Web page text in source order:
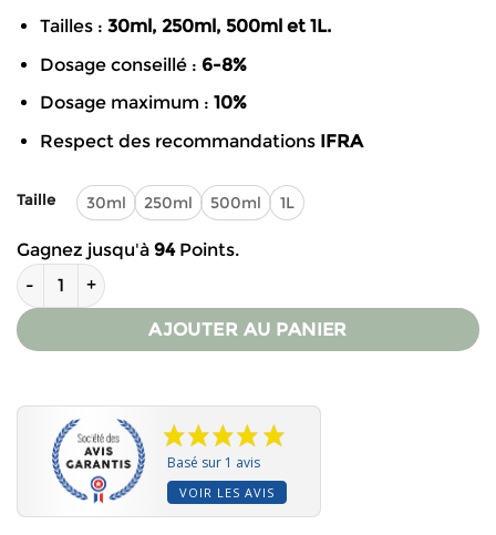
Tailles : 30ml, 250ml, 500ml et 1L.
Dosage conseillé : 6-8%
Dosage maximum : 10%
Respect des recommandations IFRA
Taille 30ml 250ml 500ml 1L
Gagnez jusqu'à 94Points.
quantité de Parfum pour bougies – Rituel du Jardin des Indes
AJOUTER AU PANIER
Basé sur 1 avis
VOIR LES AVIS